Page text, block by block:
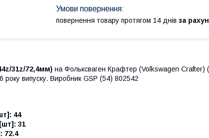
повернення товару протягом 14 днів за
31z/72,4мм) на Фольксваген Крафтер (Volkswagen Crafter)
року випуску. Виробник GSP (54) 802542
44
[шт]: 31
72.4